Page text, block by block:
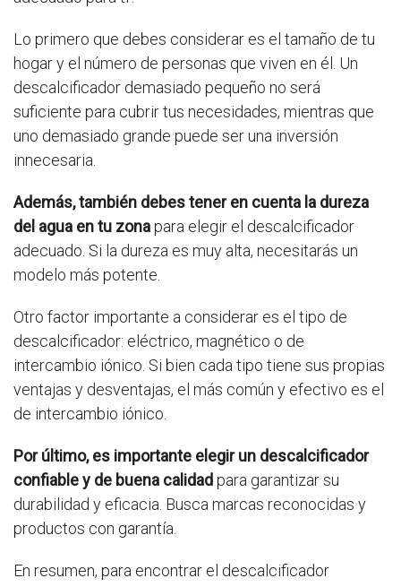
Lo primero que debes considerar es el tamaño de tu
hogar y el número de personas que viven en él. Un
descalcificador demasiado pequeño no será
suficiente para cubrir tus necesidades, mientras que
uno demasiado grande puede ser una inversión
innecesaria.
Además, también debes tener en cuenta la dureza
del agua en tu zonapara elegir el descalcificador
adecuado. Si la dureza es muy alta, necesitarás un
modelo más potente.
Otro factor importante a considerar es el tipo de
descalcificador: eléctrico, magnético o de
intercambio iónico. Si bien cada tipo tiene sus propias
ventajas y desventajas, el más común y efectivo es el
de intercambio iónico.
Por último, es importante elegir un descalcificador
confiable y de buena calidadpara garantizar su
durabilidad y eficacia. Busca marcas reconocidas y
productos con garantía.
En resumen, para encontrar el descalcificador